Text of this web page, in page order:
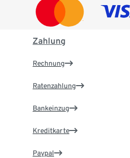
Zahlung
Rechnung
Ratenzahlung
Bankeinzug
Kreditkarte
Paypal